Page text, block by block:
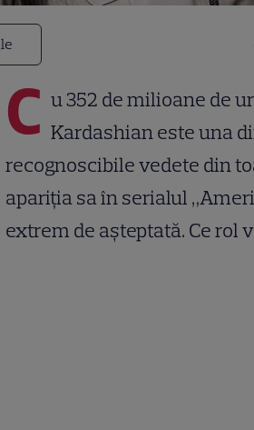
C u 352 de milioane de
Kardashian este una
recognoscibile vedete din
apariția sa în serialul
extrem de așteptată. Ce rol